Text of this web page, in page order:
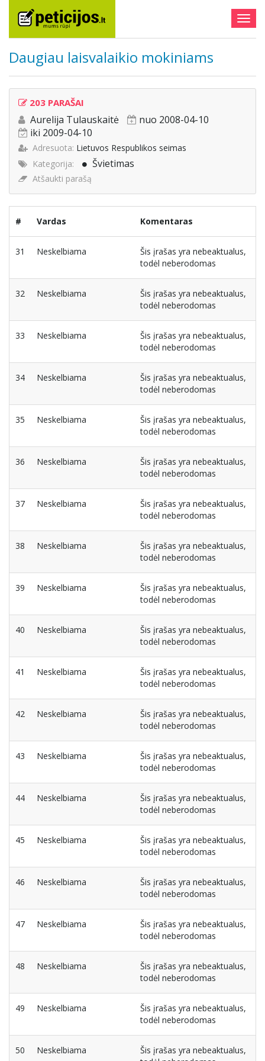
Daugiau laisvalaikio mokiniams
203 PARAŠAI
Aurelija Tulauskaitė
nuo 2008-04-10
iki 2009-04-10
Adresuota: Lietuvos Respublikos seimas
Kategorija:
Švietimas
Atšaukti parašą
# Vardas Komentaras
31 Neskelbiama
Šis įrašas yra nebeaktualus,
todėl neberodomas
32 Neskelbiama
Šis įrašas yra nebeaktualus,
todėl neberodomas
33 Neskelbiama
Šis įrašas yra nebeaktualus,
todėl neberodomas
34 Neskelbiama
Šis įrašas yra nebeaktualus,
todėl neberodomas
35 Neskelbiama
Šis įrašas yra nebeaktualus,
todėl neberodomas
36 Neskelbiama
Šis įrašas yra nebeaktualus,
todėl neberodomas
37 Neskelbiama
Šis įrašas yra nebeaktualus,
todėl neberodomas
38 Neskelbiama
Šis įrašas yra nebeaktualus,
todėl neberodomas
39 Neskelbiama
Šis įrašas yra nebeaktualus,
todėl neberodomas
40 Neskelbiama
Šis įrašas yra nebeaktualus,
todėl neberodomas
41 Neskelbiama
Šis įrašas yra nebeaktualus,
todėl neberodomas
42 Neskelbiama
Šis įrašas yra nebeaktualus,
todėl neberodomas
43 Neskelbiama
Šis įrašas yra nebeaktualus,
todėl neberodomas
44 Neskelbiama
Šis įrašas yra nebeaktualus,
todėl neberodomas
45 Neskelbiama
Šis įrašas yra nebeaktualus,
todėl neberodomas
46 Neskelbiama
Šis įrašas yra nebeaktualus,
todėl neberodomas
47 Neskelbiama
Šis įrašas yra nebeaktualus,
todėl neberodomas
48 Neskelbiama
Šis įrašas yra nebeaktualus,
todėl neberodomas
49 Neskelbiama
Šis įrašas yra nebeaktualus,
todėl neberodomas
50 Neskelbiama
Šis įrašas yra nebeaktualus,